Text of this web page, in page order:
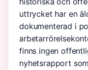
uttrycket har en
dokumenterad i
finns ingen
nyhetsrapport